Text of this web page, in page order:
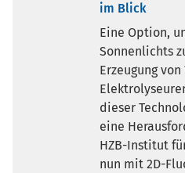
im Blick
Eine Option,
Sonnenlichts
Erzeugung von
dieser
eine
HZB-Institut
nun mit 2D-